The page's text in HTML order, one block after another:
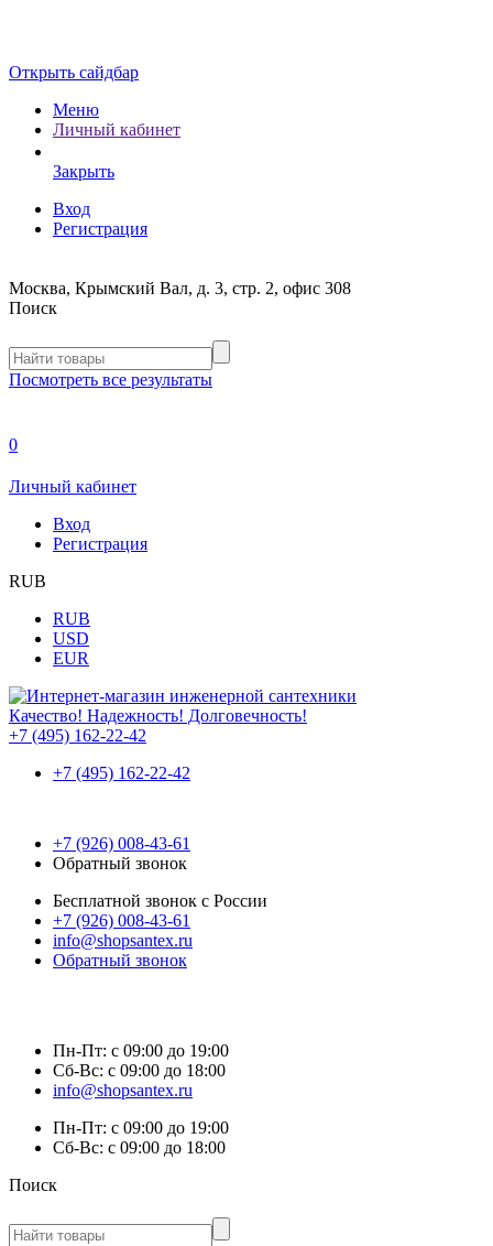
Открыть сайдбар
Меню
Личный кабинет
Закрыть
Вход
Регистрация
Москва, Крымский Вал, д. 3, стр. 2, офис 308
Поиск
Посмотреть все результаты
0
Личный кабинет
Вход
Регистрация
RUB
RUB
USD
EUR
Качество! Надежность! Долговечность!
+7 (495) 162-22-42
+7 (495) 162-22-42
+7 (926) 008-43-61
Обратный звонок
Бесплатной звонок с России
+7 (926) 008-43-61
info@shopsantex.ru
Обратный звонок
Пн-Пт: с 09:00 до 19:00
Сб-Вс: с 09:00 до 18:00
info@shopsantex.ru
Пн-Пт: с 09:00 до 19:00
Сб-Вс: с 09:00 до 18:00
Поиск